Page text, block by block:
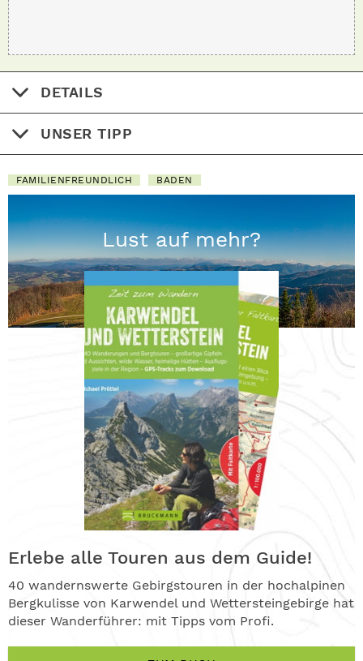
DETAILS
UNSER TIPP
FAMILIENFREUNDLICH BADEN
Lust auf mehr?
Erlebe alle Touren aus dem Guide!
40 wandernswerte Gebirgstouren in der hochalpinen
Bergkulisse von Karwendel und Wettersteingebirge hat
dieser Wanderführer: mit Tipps vom Profi.